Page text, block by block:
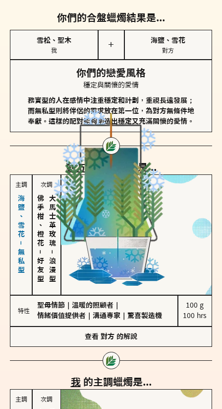
你們的合盤蠟燭結果是...
雪松、聖木
我
＋
海鹽、雪花
對方
你們的戀愛風格
穩定與關懷的愛情
務實型的人在感情中注重穩定和計劃，重視長遠發展；
而無私型則將伴侶的需求放在第一位，為對方無條件地
奉獻。這樣的配對能夠創造出穩定又充滿關懷的愛情。
對方的主調蠟燭是...
主調
海鹽、雪花－無私型
次調
佛手柑、橙花
－
好友型
大馬士革玫瑰
－
浪漫型
特性
聖母情節 溫暖的照顧者
情緒價值提供者
溝通專家 驚喜製造機
100 g
100 hrs
查看 對方 的解說
我 的主調蠟燭是...
主調 次調